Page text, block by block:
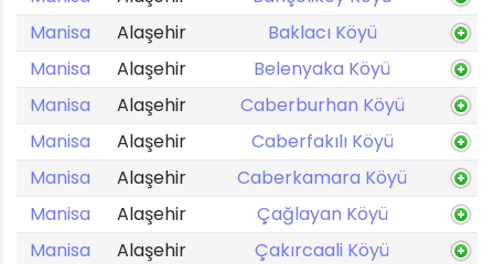
Manisa
Alaşehir
Baklacı Köyü
Manisa
Alaşehir
Belenyaka Köyü
Manisa
Alaşehir
Caberburhan Köyü
Manisa
Alaşehir
Caberfakılı Köyü
Manisa
Alaşehir
Caberkamara Köyü
Manisa
Alaşehir
Çağlayan Köyü
Manisa
Alaşehir
Çakırcaali Köyü